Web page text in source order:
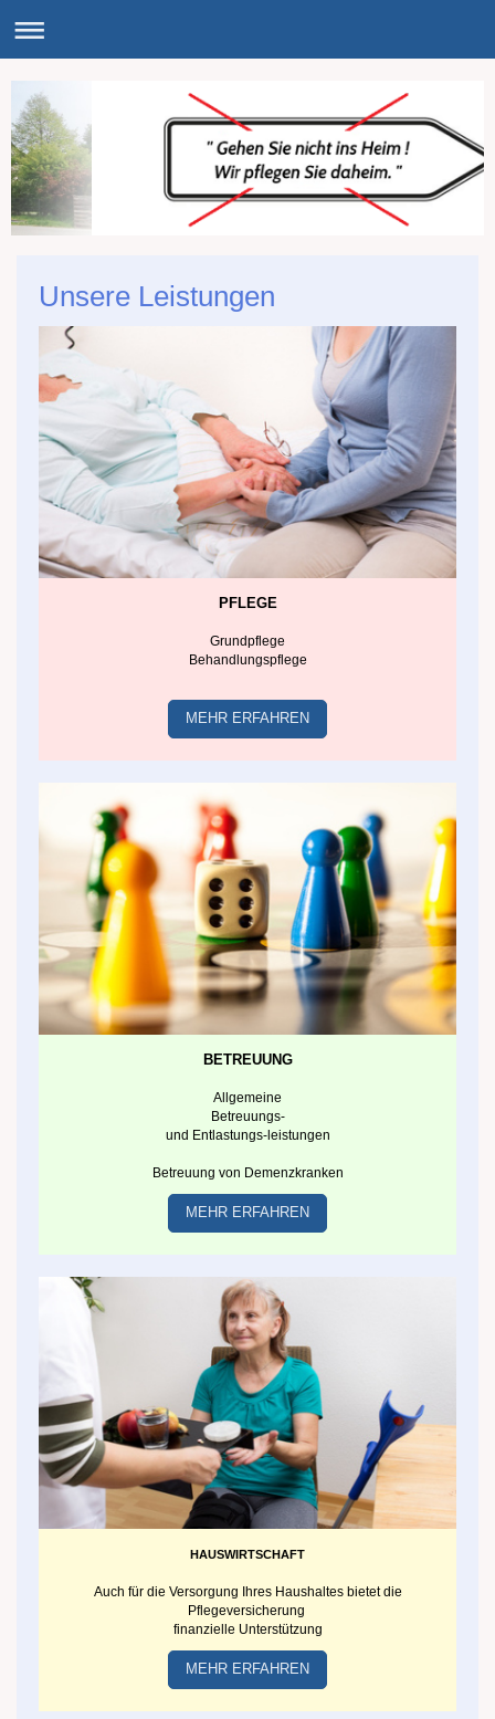
Unsere Leistungen
PFLEGE
Grundpflege
Behandlungspflege
MEHR ERFAHREN
BETREUUNG
Allgemeine
Betreuungs-
und Entlastungs-leistungen
Betreuung von Demenzkranken
MEHR ERFAHREN
HAUSWIRTSCHAFT
Auch für die Versorgung Ihres Haushaltes bietet die
Pflegeversicherung
finanzielle Unterstützung
MEHR ERFAHREN